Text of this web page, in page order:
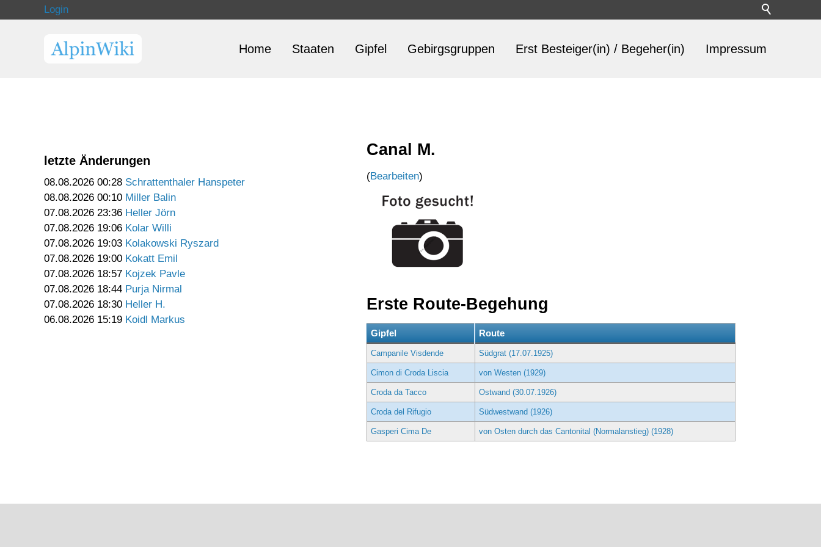
Login
Home Staaten Gipfel Gebirgsgruppen Erst Besteiger(in) / Begeher(in) Impressum
letzte Änderungen
08.08.2026 00:28 Schrattenthaler Hanspeter
08.08.2026 00:10 Miller Balin
07.08.2026 23:36 Heller Jörn
07.08.2026 19:06 Kolar Willi
07.08.2026 19:03 Kolakowski Ryszard
07.08.2026 19:00 Kokatt Emil
07.08.2026 18:57 Kojzek Pavle
07.08.2026 18:44 Purja Nirmal
07.08.2026 18:30 Heller H.
06.08.2026 15:19 Koidl Markus
Canal M.
(Bearbeiten)
Erste Route-Begehung
Gipfel Route
Campanile Visdende Südgrat (17.07.1925)
Cimon di Croda Liscia von Westen (1929)
Croda da Tacco Ostwand (30.07.1926)
Croda del Rifugio Südwestwand (1926)
Gasperi Cima De von Osten durch das Cantonital (Normalanstieg) (1928)